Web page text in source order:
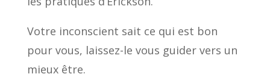
Votre inconscient sait ce qui est bon
pour vous, laissez-le vous guider vers un
mieux être.